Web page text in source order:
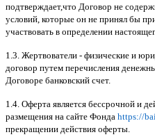
подтверждает,что Договор не
условий которые он не принял бы
участвовать в определении
1.3. Жертвователи - физические и
договор путем перечисления
Договоре банковский счет.
1.4. Оферта является бессрочной и
размещения на сайте Фонда https://
прекращении действия оферты